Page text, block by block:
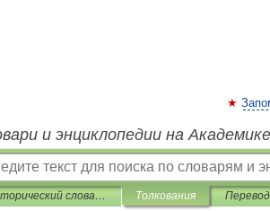
и энциклопедии на Академике
Исторический словарь галлицизмов русского языка Толкования